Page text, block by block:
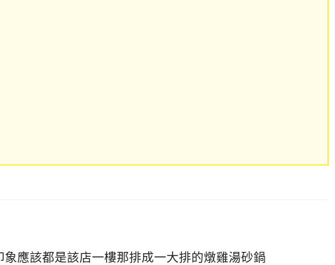
應該都是該店一樓那排成一大排的燉雞湯砂鍋